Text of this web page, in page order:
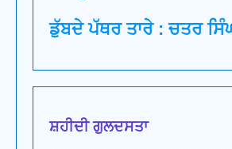
ਡੁੱਬਦੇ ਪੱਥਰ ਤਾਰੇ : ਚਤਰ
ਸ਼ਹੀਦੀ ਗੁਲਦਸਤਾ